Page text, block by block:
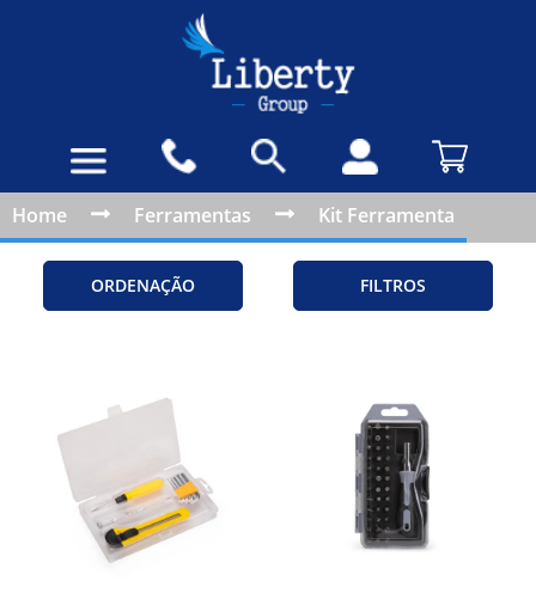
Home Ferramentas Kit Ferramenta
ORDENAÇÃO FILTROS